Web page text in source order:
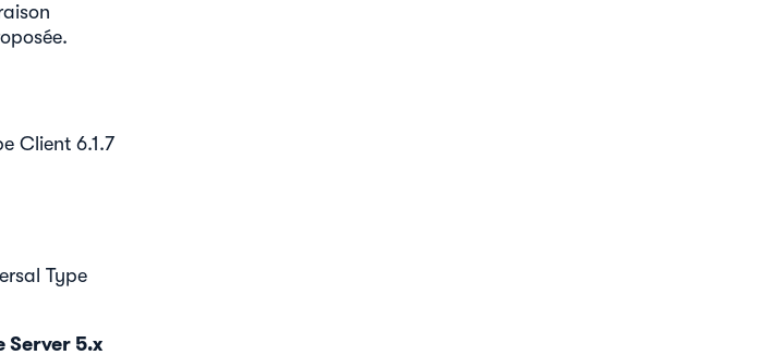
Client 6.1.7
Type
Server 5.x